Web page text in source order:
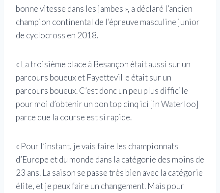
bonne vitesse dans les jambes », a déclaré l’ancien
champion continental de l’épreuve masculine junior
de cyclocross en 2018.
« La troisième place à Besançon était aussi sur un
parcours boueux et Fayetteville était sur un
parcours boueux. C’est donc un peu plus difficile
pour moi d’obtenir un bon top cinq ici [in Waterloo]
parce que la course est si rapide.
« Pour l’instant, je vais faire les championnats
d’Europe et du monde dans la catégorie des moins de
23 ans. La saison se passe très bien avec la catégorie
élite, et je peux faire un changement. Mais pour